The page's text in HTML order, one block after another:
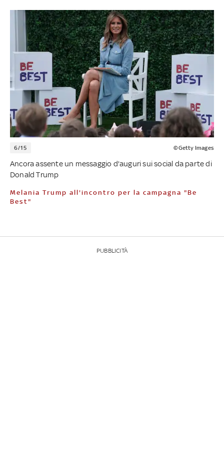
6/15 ©Getty Images
Ancora assente un messaggio d'auguri sui social da parte di
Donald Trump
Melania Trump all'incontro per la campagna "Be
Best"
PUBBLICITÀ